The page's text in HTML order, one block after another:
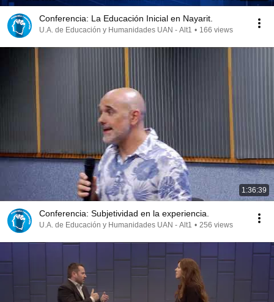
Conferencia: La Educación Inicial en Nayarit.
U.A. de Educación y Humanidades UAN - Alt1 • 166 views
1:36:39
Conferencia: Subjetividad en la experiencia.
U.A. de Educación y Humanidades UAN - Alt1 • 256 views